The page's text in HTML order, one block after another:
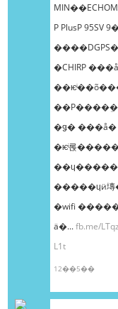
P PlusP 95SV
�CHIRP ���å
��Ρ����ܸ�
�ǥ� ���å�
�ѥͥ롡
��ɥ�����
�����ɥӥ
�wifi
ä�...fb.me/
L1t
12��5��